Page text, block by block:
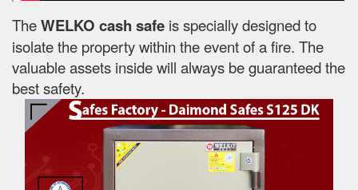
TheWELKO cash safe is specially designed to
isolate the property within the event of a fire. The
valuable assets inside will always be guaranteed the
best safety.